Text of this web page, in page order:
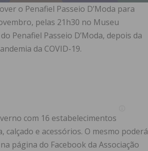
o Penafiel Passeio D’Moda para
pelas 21h30 no Museu
Penafiel Passeio D’Moda, depois da
da COVID-19.
com 16 estabelecimentos
calçado e acessórios. O mesmo poderá
página do Facebook da Associação